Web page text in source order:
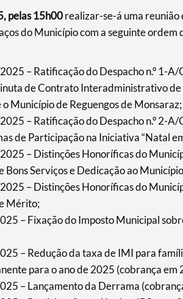
pelas 15h00realizar-se-á uma
do Município com a seguinte ordem
– Ratificação do Despacho n.º 1-
de Contrato Interadministrativo
o Município de Reguengos de Monsaraz;
– Ratificação do Despacho n.º 2-
de Participação na Iniciativa “Natal
– Distinções Honoríficas do
Serviços e Dedicação ao
– Distinções Honoríficas do
Mérito;
– Fixação do Imposto Municipal
– Redução da taxa de IMI para
para o ano de 2025 (cobrança em
– Lançamento da Derrama